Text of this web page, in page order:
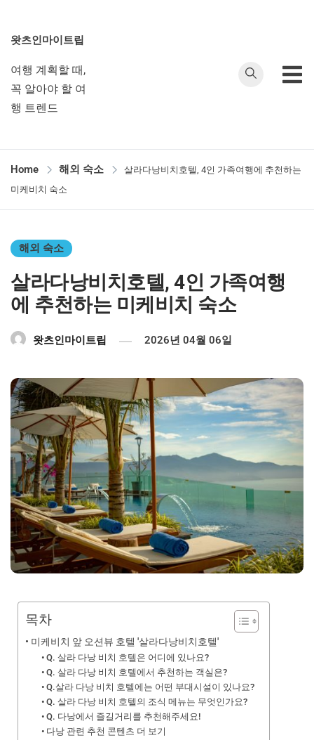
왓츠인마이트립
여행 계획할 때,
꼭 알아야 할 여
행 트렌드
Home 해외 숙소
살라다낭비치호텔, 4인 가족여행에 추천하는
미케비치 숙소
해외 숙소
살라다낭비치호텔, 4인 가족여행
에 추천하는 미케비치 숙소
왓츠인마이트립 2026년 04월 06일
목차
미케비치 앞 오션뷰 호텔 '살라다낭비치호텔'
Q. 살라 다낭 비치 호텔은 어디에 있나요?
Q. 살라 다낭 비치 호텔에서 추천하는 객실은?
Q.살라 다낭 비치 호텔에는 어떤 부대시설이 있나요?
Q. 살라 다낭 비치 호텔의 조식 메뉴는 무엇인가요?
Q. 다낭에서 즐길거리를 추천해주세요!
다낭 관련 추천 콘텐츠 더 보기